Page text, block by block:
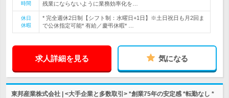
時間
残業にならないように業務効率化を…
休日
休暇
* 完全週休2日制【シフト制：水曜日+1日】※土日祝日も月2回ま
で公休指定可能* 有給／慶弔休暇* …
求人詳細を見る 気になる
東邦産業株式会社 | <大手企業と多数取引> *創業75年の安定感 *転勤なし *